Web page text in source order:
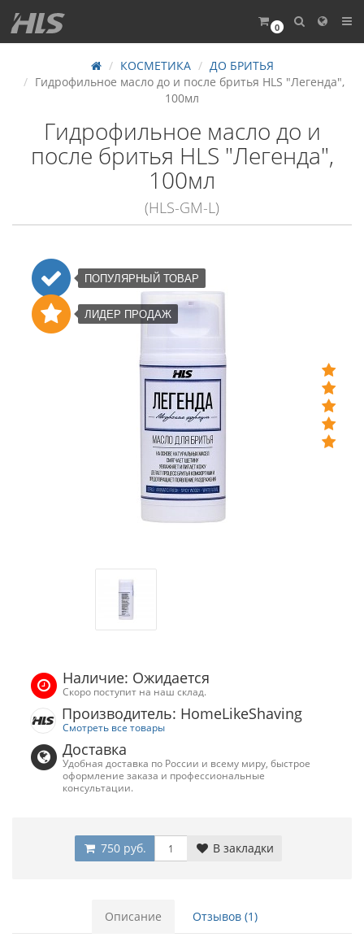
0
КОСМЕТИКА
ДО БРИТЬЯ
Гидрофильное масло до и после бритья HLS "Легенда",
100мл
Гидрофильное масло до и
после бритья HLS "Легенда",
100мл
(HLS-GM-L)
ПОПУЛЯРНЫЙ ТОВАР
ЛИДЕР ПРОДАЖ
Наличие: Ожидается
Скоро поступит на наш склад.
Производитель: HomeLikeShaving
Смотреть все товары
Доставка
Удобная доставка по России и всему миру, быстрое
оформление заказа и профессиональные
консультации.
750 руб. В закладки
Описание Отзывов (1)